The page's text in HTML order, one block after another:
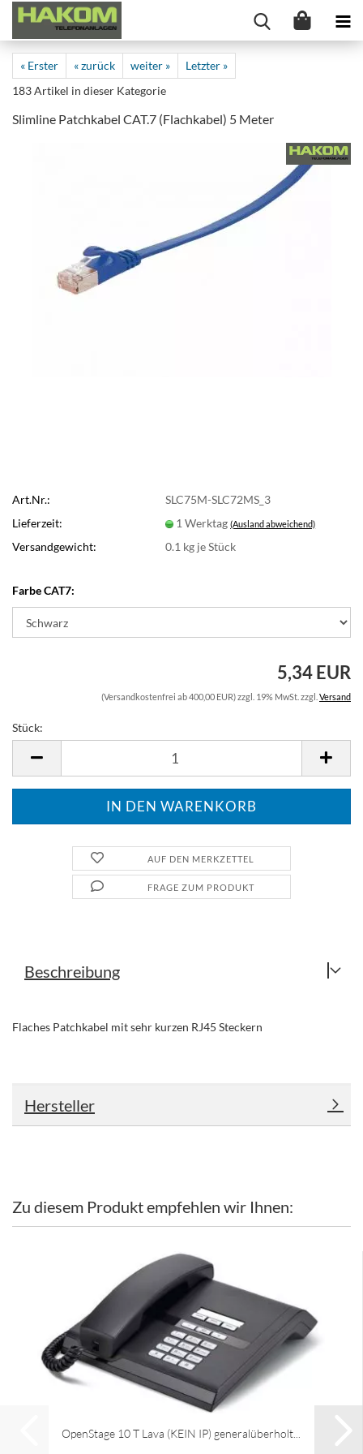
« Erster « zurück weiter »
Letzter »
183Artikel in dieser Kategorie
Slimline Patchkabel CAT.7 (Flachkabel) 5 Meter
Art.Nr.:
SLC75M-SLC72MS_3
Lieferzeit:
1 Werktag(Ausland abweichend)
Versandgewicht: 0.1 kg je Stück
Farbe CAT7:
5,34 EUR
(Versandkostenfrei ab 400,00 EUR) zzgl. 19% MwSt. zzgl. Versand
Stück:
AUF DEN MERKZETTEL
FRAGE ZUM PRODUKT
Beschreibung
Flaches Patchkabel mit sehr kurzen RJ45 Steckern
Hersteller
Zu diesem Produkt empfehlen wir Ihnen:
OpenStage 10 T Lava (KEIN IP) generalüberholt...